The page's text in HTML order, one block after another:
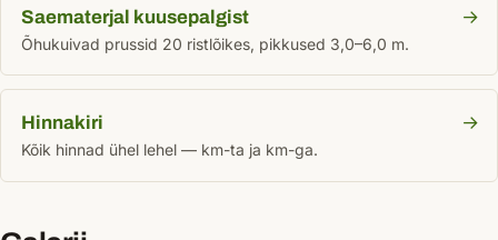
Saematerjal kuusepalgist
Õhukuivad prussid 20 ristlõikes, pikkused 3,0–6,0 m.
→
Hinnakiri
Kõik hinnad ühel lehel — km-ta ja km-ga.
→